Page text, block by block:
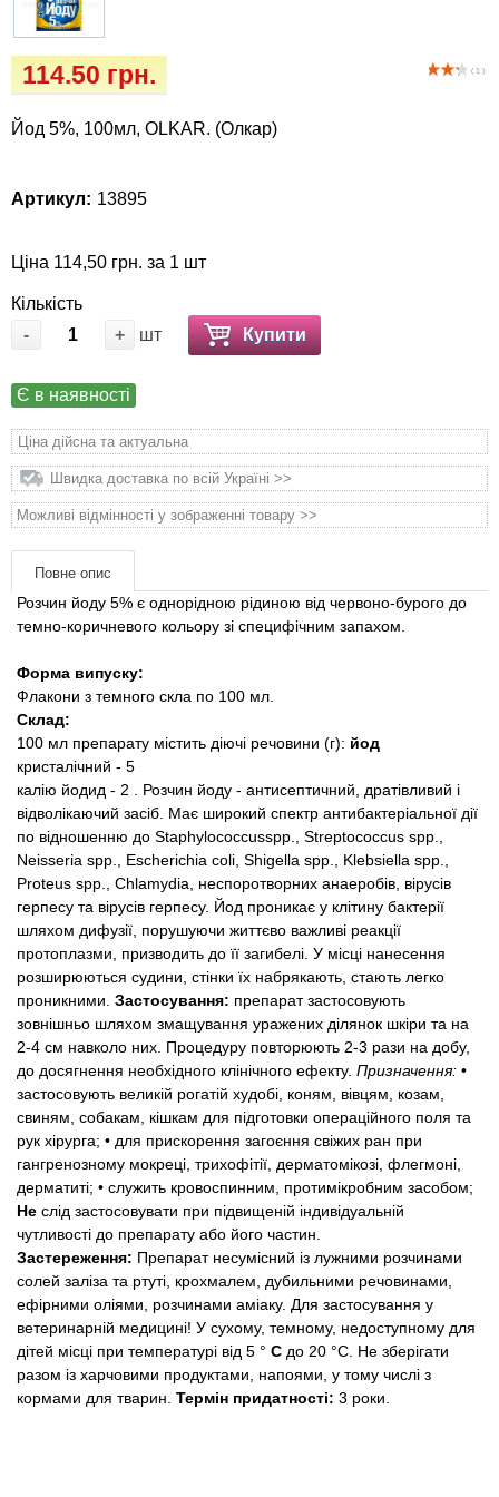
( 1 )
114.50 грн.
Йод 5%, 100мл, OLKAR. (Олкар)
Артикул: 13895
Ціна 114,50 грн. за 1 шт
Кількість
-
+ шт Купити
Є в наявності
Ціна дійсна та актуальна
Швидка доставка по всій Україні >>
Можливі відмінності у зображенні товару >>
Повне опис
Розчин йоду 5% є однорідною рідиною від червоно-бурого до
темно-коричневого кольору зі специфічним запахом.
Форма випуску:
Флакони з темного скла по 100 мл.
Склад:
100 мл препарату містить діючі речовини (г): йод
кристалічний - 5
калію йодид - 2
Розчин йоду - антисептичний, дратівливий і
відволікаючий засіб. Має широкий спектр антибактеріальної дії
по відношенню до Staphylococcusspp., Streptococcus spp.,
Neisseria spp., Escherichia coli, Shigella spp., Klebsiella spp.,
Proteus spp., Chlamydia, неспоротворних анаеробів, вірусів
герпесу та вірусів герпесу. Йод проникає у клітину бактерії
шляхом дифузії, порушуючи життєво важливі реакції
протоплазми, призводить до її загибелі. У місці нанесення
розширюються судини, стінки їх набрякають, стають легко
проникними. Застосування: препарат застосовують
зовнішньо шляхом змащування уражених ділянок шкіри та на
2-4 см навколо них. Процедуру повторюють 2-3 рази на добу,
до досягнення необхідного клінічного ефекту. Призначення: •
застосовують великій рогатій худобі, коням, вівцям, козам,
свиням, собакам, кішкам для підготовки операційного поля та
рук хірурга; • для прискорення загоєння свіжих ран при
гангренозному мокреці, трихофітії, дерматомікозі, флегмоні,
дерматиті; • служить кровоспинним, протимікробним засобом;
Не слід застосовувати при підвищеній індивідуальній
чутливості до препарату або його частин.
Застереження: Препарат несумісний із лужними розчинами
солей заліза та ртуті, крохмалем, дубильними речовинами,
ефірними оліями, розчинами аміаку. Для застосування у
ветеринарній медицині! У сухому, темному, недоступному для
дітей місці при температурі від 5 ° С до 20 °С. Не зберігати
разом із харчовими продуктами, напоями, у тому числі з
кормами для тварин. Термін придатності: 3 роки.
Інкубатор
собак
коврики
Миски, автогодівниці, поїлки
Перенесення, сумки, клітини
Післяопераційні засоби та витратні
матеріали
Подарункові сертифікати
Товари для голубів
Товари для гризунів
Товари для коней
Товари для людей
Хозряд - господарчі товари оптом
Популярні зоотоварі
Архів / Знято з виробництва